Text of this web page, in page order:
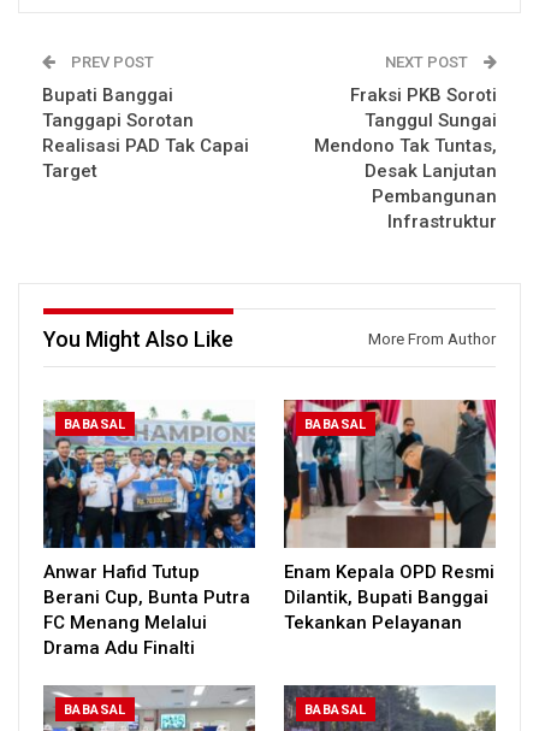
PREV POST
Bupati Banggai
Tanggapi Sorotan
Realisasi PAD Tak Capai
Target
NEXT POST
Fraksi PKB Soroti
Tanggul Sungai
Mendono Tak Tuntas,
Desak Lanjutan
Pembangunan
Infrastruktur
You Might Also Like More From Author
BABASAL
Anwar Hafid Tutup
Berani Cup, Bunta Putra
FC Menang Melalui
Drama Adu Finalti
BABASAL
Enam Kepala OPD Resmi
Dilantik, Bupati Banggai
Tekankan Pelayanan
BABASAL BABASAL